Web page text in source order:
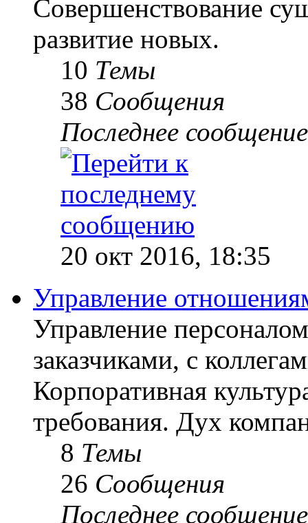
Совершенствование
развитие новых.
10 Темы
38 Сообщения
Последнее сообщение
20 окт 2016, 18:35
Управление
Управление
заказчиками, с
Корпоративная
требования. Дух
8 Темы
26 Сообщения
Последнее сообщение